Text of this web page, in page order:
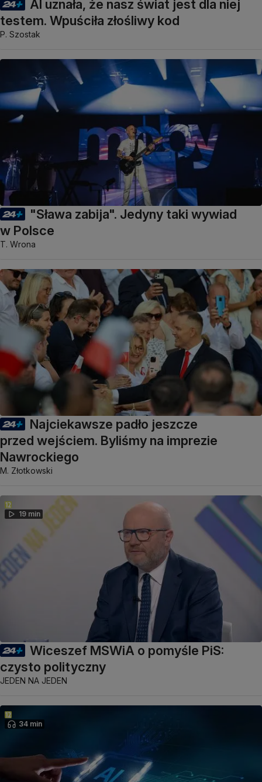
AI uznała, że nasz świat jest dla niej
testem. Wpuściła złośliwy kod
P. Szostak
"Sława zabija". Jedyny taki wywiad
w Polsce
T. Wrona
Najciekawsze padło jeszcze
przed wejściem. Byliśmy na imprezie
Nawrockiego
M. Złotkowski
19 min
Wiceszef MSWiA o pomyśle PiS:
czysto polityczny
JEDEN NA JEDEN
34 min